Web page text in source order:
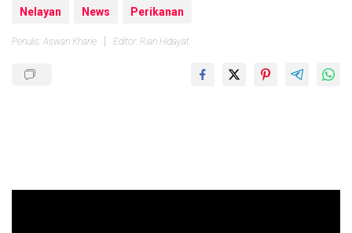
Nelayan News Perikanan
Penulis: Aswan Kharie Editor: Rian Hidayat